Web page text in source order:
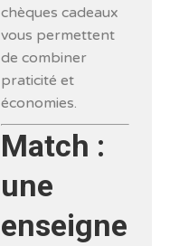
chèques cadeaux
vous permettent
de combiner
praticité et
économies.
Match :
une
enseigne